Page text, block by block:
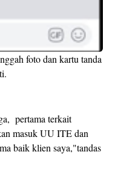
foto dan kartu tanda
pertama terkait
masuk UU ITE dan
baik klien saya,"tandas